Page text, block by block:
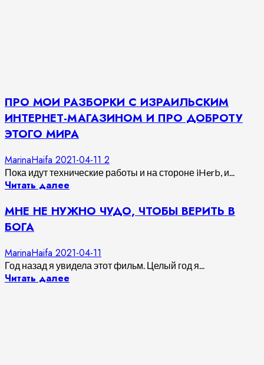
ПРО МОИ РАЗБОРКИ С ИЗРАИЛЬСКИМ
ИНТЕРНЕТ-МАГАЗИНОМ И ПРО ДОБРОТУ
ЭТОГО МИРА
MarinaHaifa 2021-04-11 2
Пока идут технические работы и на стороне iHerb, и...
Читать далее
МНЕ НЕ НУЖНО ЧУДО, ЧТОБЫ ВЕРИТЬ В
БОГА
MarinaHaifa 2021-04-11
Год назад я увидела этот фильм. Целый год я...
Читать далее